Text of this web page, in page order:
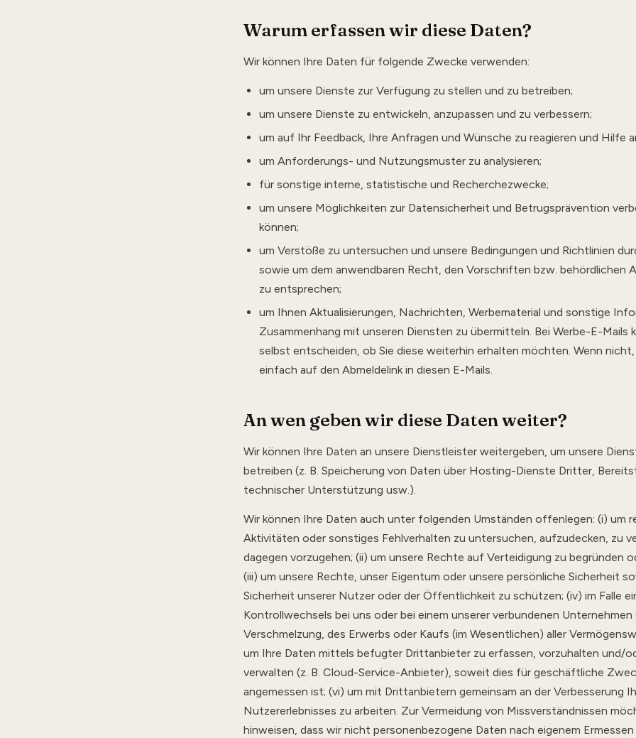
Warum erfassen wir diese Daten?
Wir können Ihre Daten für folgende Zwecke verwenden:
um unsere Dienste zur Verfügung zu stellen und zu betreiben;
um unsere Dienste zu entwickeln, anzupassen und zu verbessern;
um auf Ihr Feedback, Ihre Anfragen und Wünsche zu reagieren und Hilfe
um Anforderungs- und Nutzungsmuster zu analysieren;
für sonstige interne, statistische und Recherchezwecke;
um unsere Möglichkeiten zur Datensicherheit und Betrugsprävention
können;
um Verstöße zu untersuchen und unsere Bedingungen und Richtlinien
sowie um dem anwendbaren Recht, den Vorschriften bzw. behördlichen
zu entsprechen;
um Ihnen Aktualisierungen, Nachrichten, Werbematerial und sonstige
Zusammenhang mit unseren Diensten zu übermitteln. Bei Werbe-E-Mails
selbst entscheiden, ob Sie diese weiterhin erhalten möchten. Wenn nicht,
einfach auf den Abmeldelink in diesen E-Mails.
An wen geben wir diese Daten weiter?
Wir können Ihre Daten an unsere Dienstleister weitergeben, um unsere
betreiben (z. B. Speicherung von Daten über Hosting-Dienste Dritter,
technischer Unterstützung usw.).
Wir können Ihre Daten auch unter folgenden Umständen offenlegen: (i) um
Aktivitäten oder sonstiges Fehlverhalten zu untersuchen, aufzudecken, zu
dagegen vorzugehen; (ii) um unsere Rechte auf Verteidigung zu begründen
(iii) um unsere Rechte, unser Eigentum oder unsere persönliche Sicherheit
Sicherheit unserer Nutzer oder der Öffentlichkeit zu schützen; (iv) im Falle
Kontrollwechsels bei uns oder bei einem unserer verbundenen Unternehmen
Verschmelzung, des Erwerbs oder Kaufs (im Wesentlichen) aller
um Ihre Daten mittels befugter Drittanbieter zu erfassen, vorzuhalten und/
verwalten (z. B. Cloud-Service-Anbieter), soweit dies für geschäftliche
angemessen ist; (vi) um mit Drittanbietern gemeinsam an der Verbesserung
Nutzererlebnisses zu arbeiten. Zur Vermeidung von Missverständnissen
hinweisen, dass wir nicht personenbezogene Daten nach eigenem